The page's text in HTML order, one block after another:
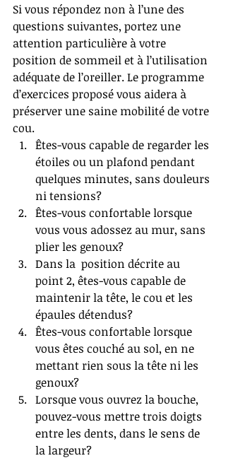
Si vous répondez non à l’une des
questions suivantes, portez une
attention particulière à votre
position de sommeil et à l’utilisation
adéquate de l’oreiller. Le programme
d’exercices proposé vous aidera à
préserver une saine mobilité de votre
cou.
Êtes-vous capable de regarder les
étoiles ou un plafond pendant
quelques minutes, sans douleurs
ni tensions?
Êtes-vous confortable lorsque
vous vous adossez au mur, sans
plier les genoux?
Dans la  position décrite au
point 2, êtes-vous capable de
maintenir la tête, le cou et les
épaules détendus?
Êtes-vous confortable lorsque
vous êtes couché au sol, en ne
mettant rien sous la tête ni les
genoux?
Lorsque vous ouvrez la bouche,
pouvez-vous mettre trois doigts
entre les dents, dans le sens de
la largeur?